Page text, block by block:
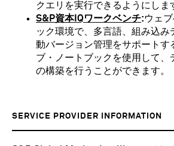
クエリを実行できるようにしま
S&P資本IQワークベンチ:ウェ
ック環境で、多言語、組み込み
動バージョン管理をサポートす
ブ・ノートブックを使用して、
の構築を行うことができます。
SERVICE PROVIDER INFORMATION